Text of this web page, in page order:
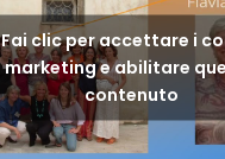
Fai clic per accettare i
marketing e abilitare
contenuto